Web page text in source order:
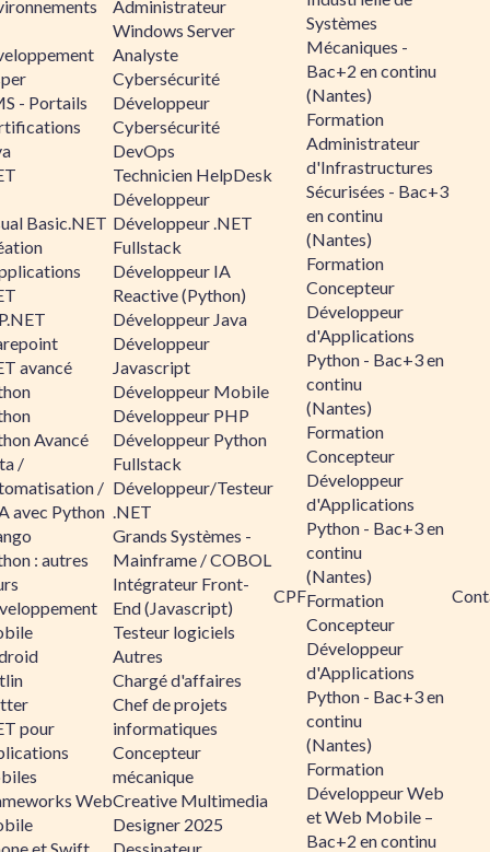
- Portails
Basic.NET
avancé
Avancé
/
/
avec Python
: autres
pour
Web
Administrateur
Windows Server
Analyste
Cybersécurité
Développeur
Cybersécurité
DevOps
Technicien HelpDesk
Développeur
Développeur .NET
Fullstack
Développeur IA
Reactive (Python)
Développeur Java
Développeur
Javascript
Développeur Mobile
Développeur PHP
Développeur Python
Fullstack
Développeur/Testeur
.NET
Grands Systèmes -
Mainframe / COBOL
Intégrateur Front-
End (Javascript)
Testeur logiciels
Autres
Chargé d'affaires
Chef de projets
informatiques
Concepteur
mécanique
Creative Multimedia
Designer 2025
CPF
Systèmes
Mécaniques -
Bac+2 en continu
(Nantes)
Formation
Administrateur
d'Infrastructures
Sécurisées - Bac+3
en continu
(Nantes)
Formation
Concepteur
Développeur
d'Applications
Python - Bac+3 en
continu
(Nantes)
Formation
Concepteur
Développeur
d'Applications
Python - Bac+3 en
continu
(Nantes)
Formation
Concepteur
Développeur
d'Applications
Python - Bac+3 en
continu
(Nantes)
Formation
Développeur Web
et Web Mobile –
Bac+2 en continu